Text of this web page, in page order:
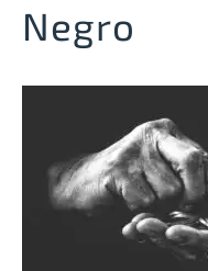
Negro